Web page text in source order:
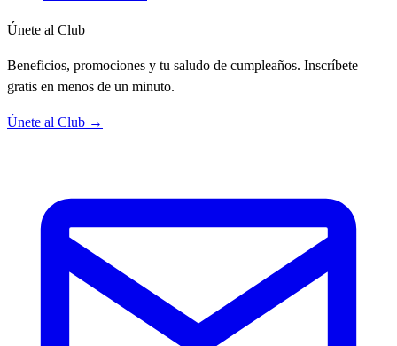
Únete al Club
Beneficios, promociones y tu saludo de cumpleaños. Inscríbete
gratis en menos de un minuto.
Únete al Club →